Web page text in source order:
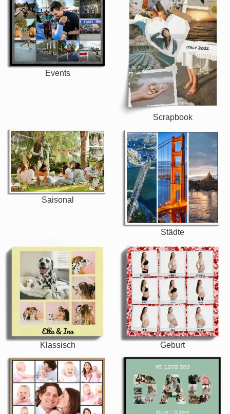
Events
Scrapbook
Saisonal
Städte
Klassisch Geburt